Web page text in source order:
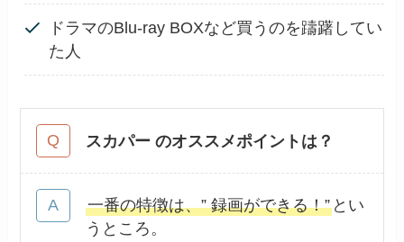
ドラマのBlu-ray BOXなど買うのを躊躇してい
た人
スカパー のオススメポイントは？
一番の特徴は、” 録画ができる！” とい
うところ。